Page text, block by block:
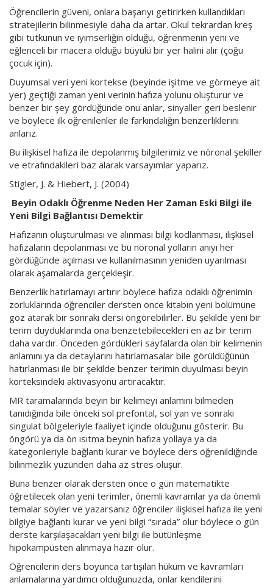
Öğrencilerin güveni, onlara başarıyı getirirken kullandıkları
stratejilerin bilinmesiyle daha da artar. Okul tekrardan kreş
gibi tutkunun ve iyimserliğin olduğu, öğrenmenin yeni ve
eğlenceli bir macera olduğu büyülü bir yer halini alır (çoğu
çocuk için).
Duyumsal veri yeni kortekse (beyinde işitme ve görmeye ait
yer) geçtiği zaman yeni verinin hafıza yolunu oluşturur ve
benzer bir şey gördüğünde onu anlar, sinyaller geri beslenir
ve böylece ilk öğrenilenler ile farkındalığın benzerliklerini
anlarız.
Bu ilişkisel hafıza ile depolanmış bilgilerimiz ve nöronal şekiller
ve etrafındakileri baz alarak varsayımlar yaparız.
Stigler, J. & Hiebert, J. (2004)
Beyin Odaklı Öğrenme Neden Her Zaman Eski Bilgi ile
Yeni Bilgi Bağlantısı Demektir
Hafızanın oluşturulması ve alınması bilgi kodlanması, ilişkisel
hafızaların depolanması ve bu nöronal yolların anıyı her
gördüğünde açılması ve kullanılmasının yeniden uyarılması
olarak aşamalarda gerçekleşir.
Benzerlik hatırlamayı artırır böylece hafıza odaklı öğrenimin
zorluklarında öğrenciler dersten önce kitabın yeni bölümüne
göz atarak bir sonraki dersi öngörebilirler. Bu şekilde yeni bir
terim duyduklarında ona benzetebilecekleri en az bir terim
daha vardır. Önceden gördükleri sayfalarda olan bir kelimenin
anlamını ya da detaylarını hatırlamasalar bile görüldüğünün
hatırlanması ile bir şekilde benzer terimin duyulması beyin
korteksindeki aktivasyonu artıracaktır.
MR taramalarında beyin bir kelimeyi anlamını bilmeden
tanıdığında bile önceki sol prefontal, sol yan ve sonraki
singulat bölgeleriyle faaliyet içinde olduğunu gösterir. Bu
öngörü ya da ön ısıtma beynin hafıza yollaya ya da
kategorileriyle bağlantı kurar ve böylece ders öğrenildiğinde
bilinmezlik yüzünden daha az stres oluşur.
Buna benzer olarak dersten önce o gün matematikte
öğretilecek olan yeni terimler, önemli kavramlar ya da önemli
temalar söyler ve yazarsanız öğrenciler ilişkisel hafıza ile yeni
bilgiye bağlantı kurar ve yeni bilgi “sırada” olur böylece o gün
derste karşılaşacakları yeni bilgi ile bütünleşme
hipokampüsten alınmaya hazır olur.
Öğrencilerin ders boyunca tartışılan hüküm ve kavramları
anlamalarına yardımcı olduğunuzda, onlar kendilerini